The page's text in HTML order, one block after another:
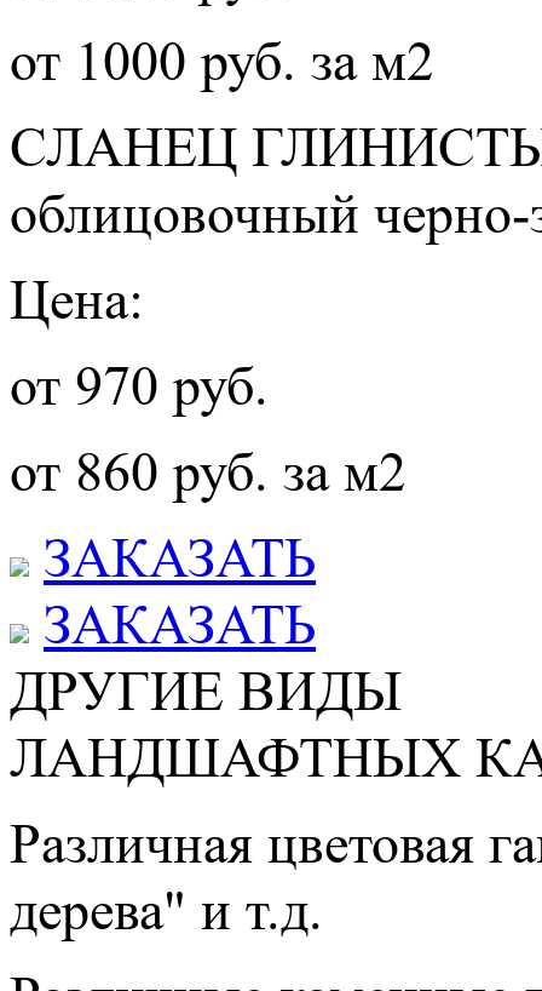
от 1000 руб. за м2
СЛАНЕЦ
облицовочный
Цена:
от 970 руб.
от 860 руб. за м2
ЗАКАЗАТЬ
ЗАКАЗАТЬ
ДРУГИЕ ВИДЫ
ЛАНДШАФТНЫХ
Различная цветовая
дерева" и т.д.